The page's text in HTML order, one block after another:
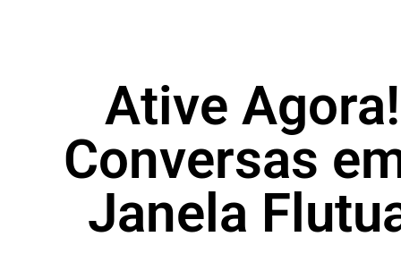
Ative
Conversas
Janela